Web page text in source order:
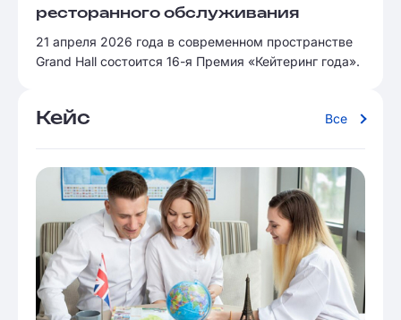
ресторанного обслуживания
21 апреля 2026 года в современном пространстве
Grand Hall состоится 16-я Премия «Кейтеринг года».
Кейс Все